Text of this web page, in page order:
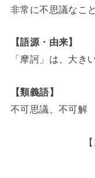
非常に不思議なこ
【語源・由来】
「摩訶」は、大き
【類義語】
不可思議、不可解